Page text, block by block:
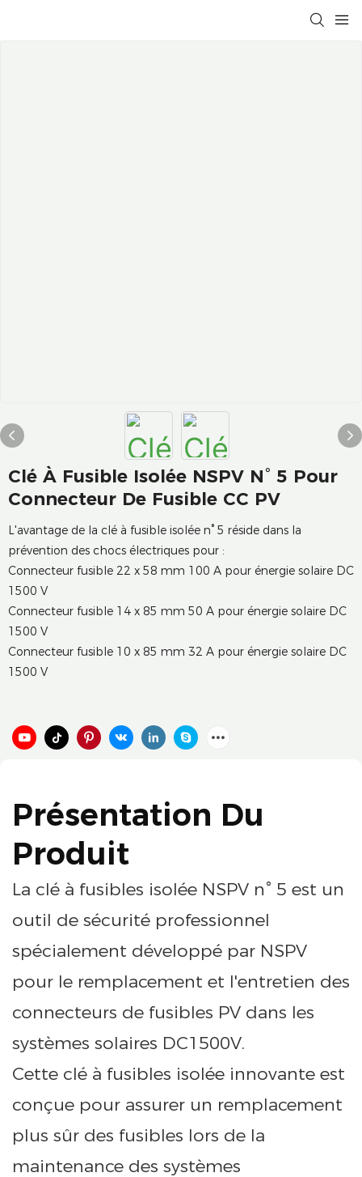
Clé À Fusible Isolée NSPV N° 5 Pour
Connecteur De Fusible CC PV
L'avantage de la clé à fusible isolée n° 5 réside dans la
prévention des chocs électriques pour :
Connecteur fusible 22 x 58 mm 100 A pour énergie solaire DC
1500 V
Connecteur fusible 14 x 85 mm 50 A pour énergie solaire DC
1500 V
Connecteur fusible 10 x 85 mm 32 A pour énergie solaire DC
1500 V
Présentation Du
Produit
La clé à fusibles isolée NSPV n° 5 est un
outil de sécurité professionnel
spécialement développé par NSPV
pour le remplacement et l'entretien des
connecteurs de fusibles PV dans les
systèmes solaires DC1500V.
Cette clé à fusibles isolée innovante est
conçue pour assurer un remplacement
plus sûr des fusibles lors de la
maintenance des systèmes